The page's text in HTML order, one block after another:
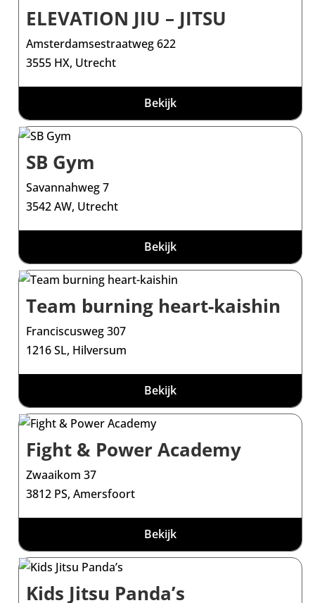
ELEVATION JIU – JITSU
Amsterdamsestraatweg 622
3555 HX, Utrecht
Bekijk
SB Gym
Savannahweg 7
3542 AW, Utrecht
Bekijk
Team burning heart-kaishin
Franciscusweg 307
1216 SL, Hilversum
Bekijk
Fight & Power Academy
Zwaaikom 37
3812 PS, Amersfoort
Bekijk
Kids Jitsu Panda’s